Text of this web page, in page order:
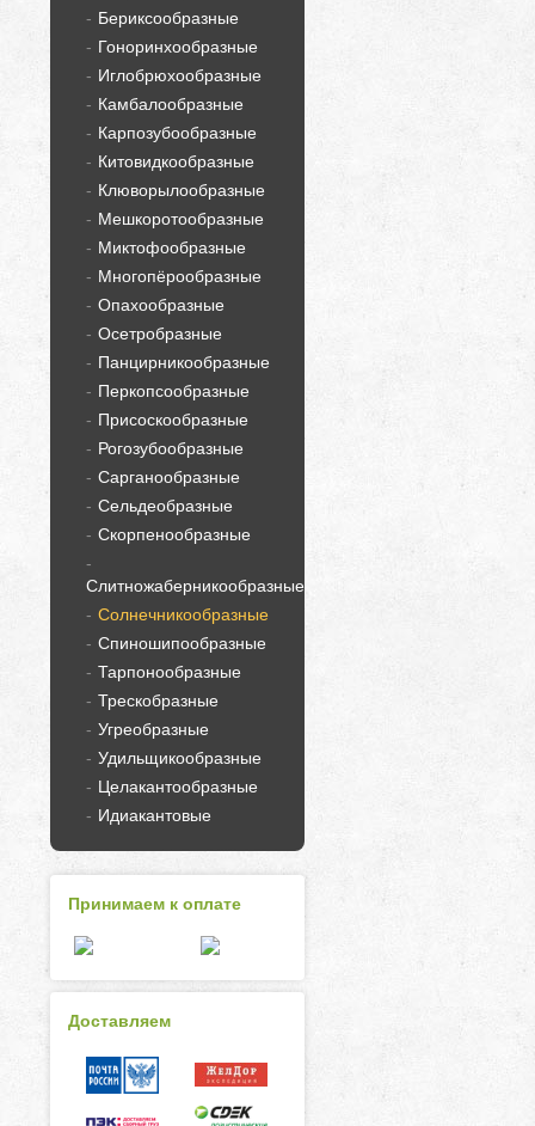
Бериксообразные
Гоноринхообразные
Иглобрюхообразные
Камбалообразные
Карпозубообразные
Китовидкообразные
Клюворылообразные
Мешкоротообразные
Миктофообразные
Многопёрообразные
Опахообразные
Осетробразные
Панцирникообразные
Перкопсообразные
Присоскообразные
Рогозубообразные
Сарганообразные
Сельдеобразные
Скорпенообразные
Слитножаберникообразные
Солнечникообразные
Спиношипообразные
Тарпонообразные
Трескобразные
Угреобразные
Удильщикообразные
Целакантообразные
Идиакантовые
Принимаем к оплате
Доставляем